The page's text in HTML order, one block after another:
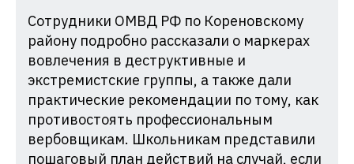
Сотрудники ОМВД РФ по Кореновскому
району подробно рассказали о маркерах
вовлечения в деструктивные и
экстремистские группы, а также дали
практические рекомендации по тому, как
противостоять профессиональным
вербовщикам. Школьникам представили
пошаговый план действий на случай, если